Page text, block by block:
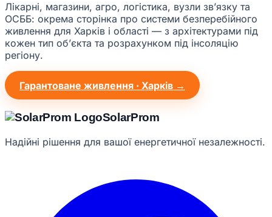
Лікарні, магазини, агро, логістика, вузли звʼязку та
ОСББ: окрема сторінка про системи безперебійного
живлення для Харків і області — з архітектурами під
кожен тип обʼєкта та розрахунком під інсоляцію
регіону.
Гарантоване живлення · Харків →
SolarProm
Надійні рішення для вашої енергетичної незалежності.